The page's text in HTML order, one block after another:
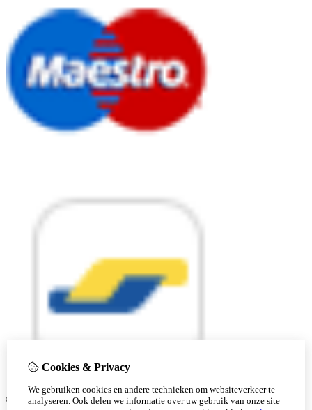
© Copyright 2026 |
Cookies & Privacy
We gebruiken cookies en andere technieken om websiteverkeer te
analyseren. Ook delen we informatie over uw gebruik van onze site